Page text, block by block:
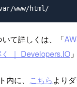
いて詳しくは、「
｜ Developers.IO
に、 こちらより